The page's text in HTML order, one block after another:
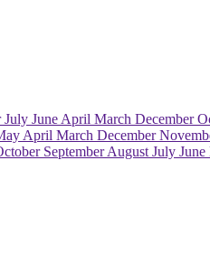
July June April March December
April March December
SeptemberAugust July June